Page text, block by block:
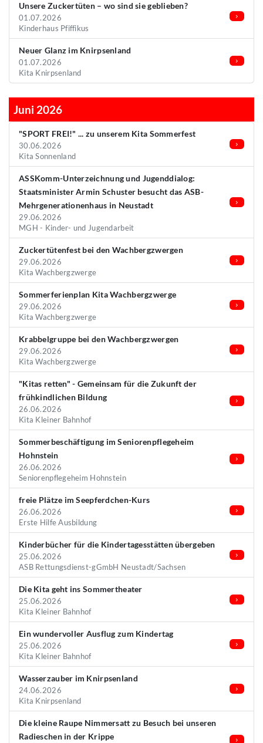
Unsere Zuckertüten – wo sind sie geblieben?
01.07.2026
Kinderhaus Pfiffikus
Neuer Glanz im Knirpsenland
01.07.2026
Kita Knirpsenland
Juni 2026
"SPORT FREI!" ... zu unserem Kita Sommerfest
30.06.2026
Kita Sonnenland
ASSKomm-Unterzeichnung und Jugenddialog:
Staatsminister Armin Schuster besucht das ASB-
Mehrgenerationenhaus in Neustadt
29.06.2026
MGH - Kinder- und Jugendarbeit
Zuckertütenfest bei den Wachbergzwergen
29.06.2026
Kita Wachbergzwerge
Sommerferienplan Kita Wachbergzwerge
29.06.2026
Kita Wachbergzwerge
Krabbelgruppe bei den Wachbergzwergen
29.06.2026
Kita Wachbergzwerge
"Kitas retten" - Gemeinsam für die Zukunft der
frühkindlichen Bildung
26.06.2026
Kita Kleiner Bahnhof
Sommerbeschäftigung im Seniorenpflegeheim
Hohnstein
26.06.2026
Seniorenpflegeheim Hohnstein
freie Plätze im Seepferdchen-Kurs
26.06.2026
Erste Hilfe Ausbildung
Kinderbücher für die Kindertagesstätten übergeben
25.06.2026
ASB Rettungsdienst-gGmbH Neustadt/Sachsen
Die Kita geht ins Sommertheater
25.06.2026
Kita Kleiner Bahnhof
Ein wundervoller Ausflug zum Kindertag
25.06.2026
Kita Kleiner Bahnhof
Wasserzauber im Knirpsenland
24.06.2026
Kita Knirpsenland
Die kleine Raupe Nimmersatt zu Besuch bei unseren
Radieschen in der Krippe